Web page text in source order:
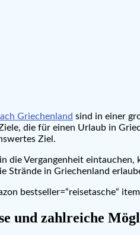
Griechenland sind in einer
die für einen Urlaub in
Ziel.
die Vergangenheit
Strände in Griechenland
bestseller=“reisetasche“
und zahlreiche